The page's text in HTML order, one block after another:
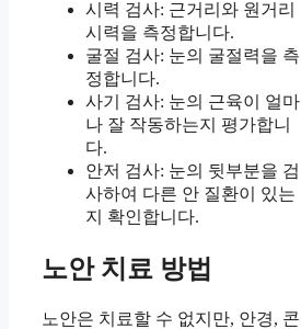
시력 검사: 근거리와 원거리
시력을 측정합니다.
굴절 검사: 눈의 굴절력을 측
정합니다.
사기 검사: 눈의 근육이 얼마
나 잘 작동하는지 평가합니
다.
안저 검사: 눈의 뒷부분을 검
사하여 다른 안 질환이 있는
지 확인합니다.
노안 치료 방법
노안은 치료할 수 없지만, 안경, 콘